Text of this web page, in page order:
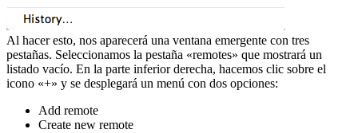
Al hacer esto, nos aparecerá una ventana emergente con tres
pestañas. Seleccionamos la pestaña «remotes» que mostrará un
listado vacío. En la parte inferior derecha, hacemos clic sobre el
icono «+» y se desplegará un menú con dos opciones:
Add remote
Create new remote